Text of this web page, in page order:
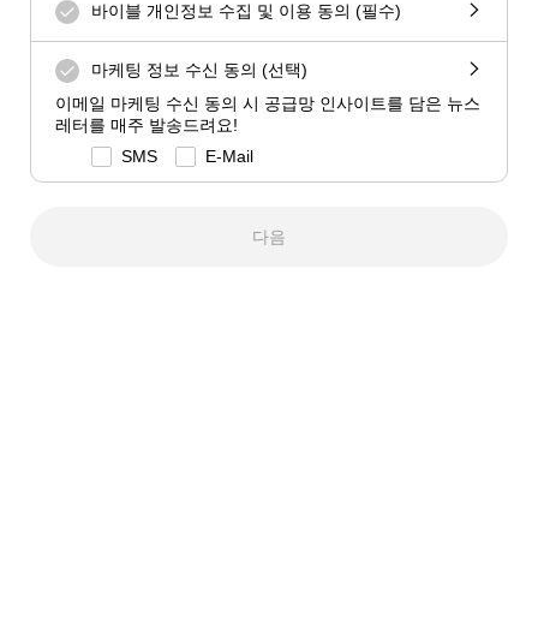
바이블 개인정보 수집 및 이용 동의 (필수)
마케팅 정보 수신 동의 (선택)
이메일 마케팅 수신 동의 시 공급망 인사이트를 담은 뉴스
레터를 매주 발송드려요!
SMS
E-Mail
다음